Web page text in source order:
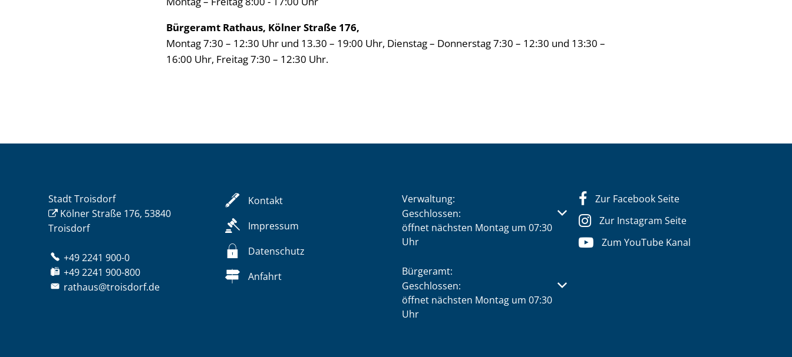
Bürgeramt Rathaus, Kölner Straße 176,
Montag 7:30 – 12:30 Uhr und 13.30 – 19:00 Uhr, Dienstag – Donnerstag 7:30 – 12:30 und 13:30 –
16:00 Uhr, Freitag 7:30 – 12:30 Uhr.
Stadt Troisdorf
Kölner Straße 176, 53840
Troisdorf
+49 2241 900-0
+49 2241 900-800
rathaus@troisdorf.de
Kontakt
Impressum
Datenschutz
Anfahrt
Verwaltung:
Klicken, um weitere Öffnungs- oder Schließzeiten auszublenden
Geschlossen:
öffnet nächsten Montag um 07:30
Uhr
Bürgeramt:
Klicken, um weitere Öffnungs- oder Schließzeiten auszublenden
Geschlossen:
öffnet nächsten Montag um 07:30
Uhr
Zur Facebook Seite
Zur Instagram Seite
Zum YouTube Kanal